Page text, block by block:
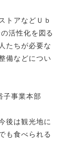
トアなどＵｂ
活性化を図る
たちが必要な
備などについ
子事業本部
後は観光地に
も食べられる